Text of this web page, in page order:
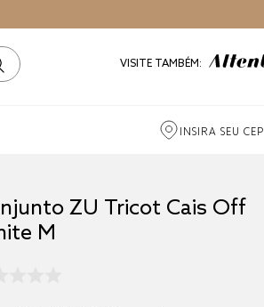
VISITE TAMBÉM:
INSIRA SEU CEP
ZU Tricot Cais Off
M